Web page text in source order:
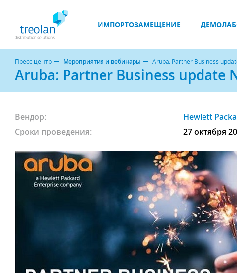
ИМПОРТОЗАМЕЩЕНИЕ
Пресс-центр Мероприятия и вебинары Aruba: Partner Business
Aruba: Partner Business update
Вендор:
Hewlett
Сроки проведения:
27 октября